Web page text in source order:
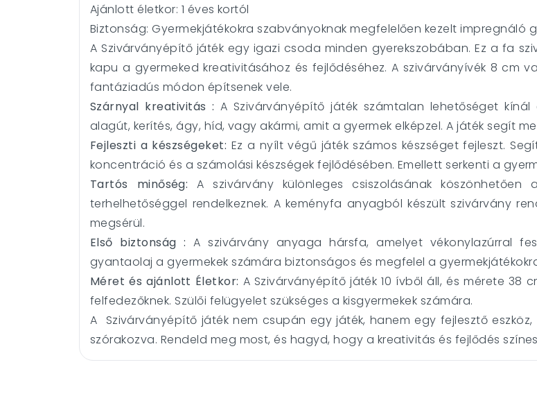
Ajánlott életkor: 1 éves kortól
Biztonság: Gyermekjátékokra szabványoknak megfelelően kezelt impregnáló
A Szivárványépítő játék egy igazi csoda minden gyerekszobában. Ez a fa
kapu a gyermeked kreativitásához és fejlődéséhez. A szivárványívék 8 cm
fantáziadús módon építsenek vele.
Szárnyal kreativitás : A Szivárványépítő játék számtalan lehetőséget
alagút, kerítés, ágy, híd, vagy akármi, amit a gyermek elképzel. A játék segít
Fejleszti a készségeket: Ez a nyílt végű játék számos készséget fejleszt.
koncentráció és a számolási készségek fejlődésében. Emellett serkenti a
Tartós minőség: A szivárvány különleges csiszolásának
terhelhetőséggel rendelkeznek. A keményfa anyagból készült szivárvány
megsérül.
Első biztonság : A szivárvány anyaga hársfa, amelyet vékonylazúrral
gyantaolaj a gyermekek számára biztonságos és megfelel a
Méret és ajánlott Életkor: A Szivárványépítő játék 10 ívből áll, és mérete 38
felfedezőknek. Szülői felügyelet szükséges a kisgyermekek számára.
A Szivárványépítő játék nem csupán egy játék, hanem egy fejlesztő
szórakozva. Rendeld meg most, és hagyd, hogy a kreativitás és fejlődés